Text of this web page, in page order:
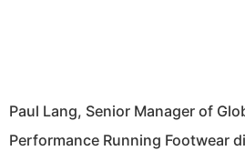
Paul Lang, Senior Manager of
Performance Running Footwear